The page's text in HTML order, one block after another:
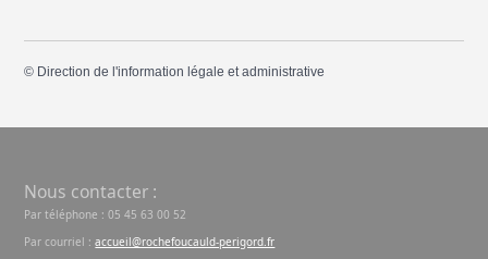
© Direction de l'information légale et administrative
Nous contacter :
Par téléphone : 05 45 63 00 52
Par courriel :accueil@rochefoucauld-perigord.fr